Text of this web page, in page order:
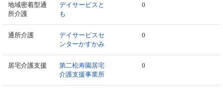
地域密着型通
所介護
デイサービスと
も
0
通所介護
デイサービスセ
ンターかすかみ
0
居宅介護支援
第二松寿園居宅
介護支援事業所
0